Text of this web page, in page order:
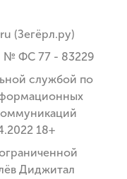
(Зегёрл.ру)
№ ФС 77 - 83229
службой по
18+
Диджитал